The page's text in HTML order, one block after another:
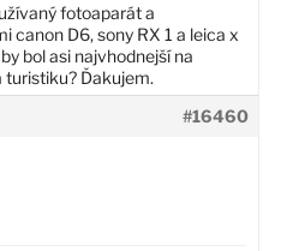
fotoaparát a
canon D6, sony RX 1 a leica x
bol asi najvhodnejší na
Ďakujem.
#16460